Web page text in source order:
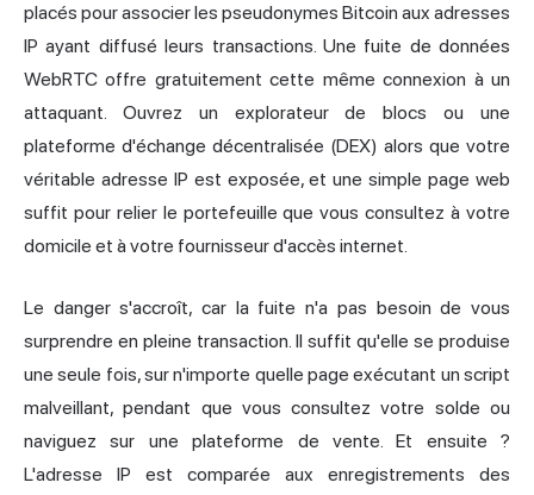
placés pour associer les pseudonymes Bitcoin aux adresses
IP ayant diffusé leurs transactions. Une fuite de données
WebRTC offre gratuitement cette même connexion à un
attaquant. Ouvrez un explorateur de blocs ou une
plateforme d'échange décentralisée (DEX) alors que votre
véritable adresse IP est exposée, et une simple page web
suffit pour relier le portefeuille que vous consultez à votre
domicile et à votre fournisseur d'accès internet.
Le danger s'accroît, car la fuite n'a pas besoin de vous
surprendre en pleine transaction. Il suffit qu'elle se produise
une seule fois, sur n'importe quelle page exécutant un script
malveillant, pendant que vous consultez votre solde ou
naviguez sur une plateforme de vente. Et ensuite ?
L'adresse IP est comparée aux enregistrements des